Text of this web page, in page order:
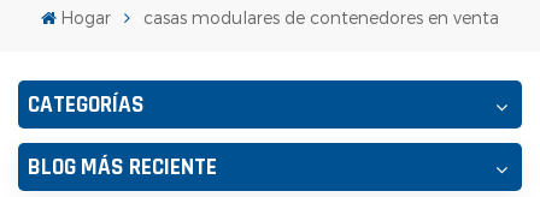
Hogar casas modulares de contenedores en venta
CATEGORÍAS
BLOG MÁS RECIENTE